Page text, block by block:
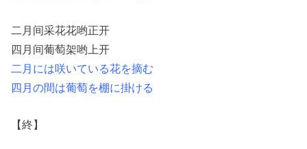
二月间采花花哟正开
四月间葡萄架哟上开
二月には咲いている花を摘む
四月の間は葡萄を棚に掛ける
【終】